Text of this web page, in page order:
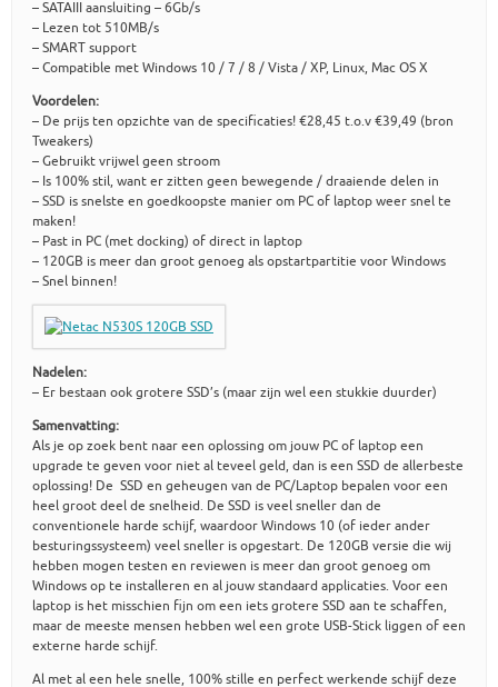
– SATAIII aansluiting – 6Gb/s
– Lezen tot 510MB/s
– SMART support
– Compatible met Windows 10 / 7 / 8 / Vista / XP, Linux, Mac OS X
Voordelen:
– De prijs ten opzichte van de specificaties! €28,45 t.o.v €39,49 (bron
Tweakers)
– Gebruikt vrijwel geen stroom
– Is 100% stil, want er zitten geen bewegende / draaiende delen in
– SSD is snelste en goedkoopste manier om PC of laptop weer snel te
maken!
– Past in PC (met docking) of direct in laptop
– 120GB is meer dan groot genoeg als opstartpartitie voor Windows
– Snel binnen!
Nadelen:
– Er bestaan ook grotere SSD’s (maar zijn wel een stukkie duurder)
Samenvatting:
Als je op zoek bent naar een oplossing om jouw PC of laptop een
upgrade te geven voor niet al teveel geld, dan is een SSD de allerbeste
oplossing! De SSD en geheugen van de PC/Laptop bepalen voor een
heel groot deel de snelheid. De SSD is veel sneller dan de
conventionele harde schijf, waardoor Windows 10 (of ieder ander
besturingssysteem) veel sneller is opgestart. De 120GB versie die wij
hebben mogen testen en reviewen is meer dan groot genoeg om
Windows op te installeren en al jouw standaard applicaties. Voor een
laptop is het misschien fijn om een iets grotere SSD aan te schaffen,
maar de meeste mensen hebben wel een grote USB-Stick liggen of een
externe harde schijf.
Al met al een hele snelle, 100% stille en perfect werkende schijf deze